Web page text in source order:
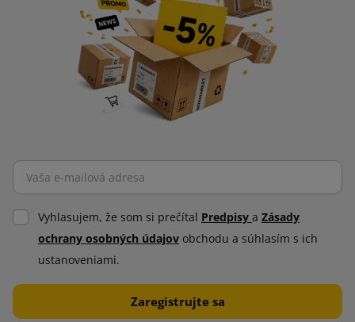
Vyhlasujem, že som si prečítal Predpisy a Zásady
ochrany osobných údajov obchodu a súhlasím s ich
ustanoveniami.